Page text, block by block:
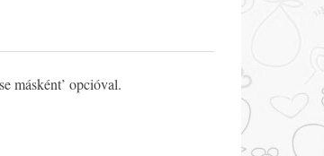
másként’ opcióval.